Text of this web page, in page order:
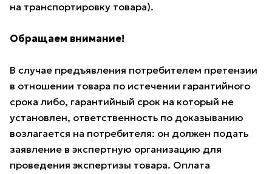
на транспортировку товара).
Обращаем внимание!
В случае предъявления потребителем претензии
в отношении товара по истечении гарантийного
срока либо, гарантийный срок на который не
установлен, ответственность по доказыванию
возлагается на потребителя: он должен подать
заявление в экспертную организацию для
проведения экспертизы товара. Оплата